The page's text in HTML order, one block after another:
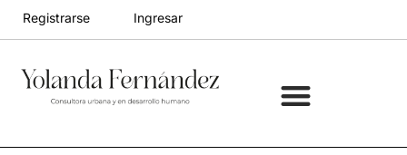
Registrarse Ingresar